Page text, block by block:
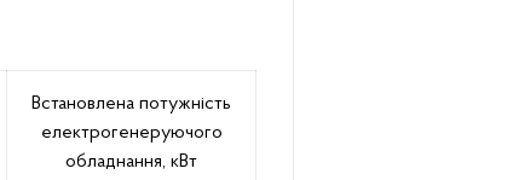
Встановлена потужність
електрогенеруючого
обладнання, кВт